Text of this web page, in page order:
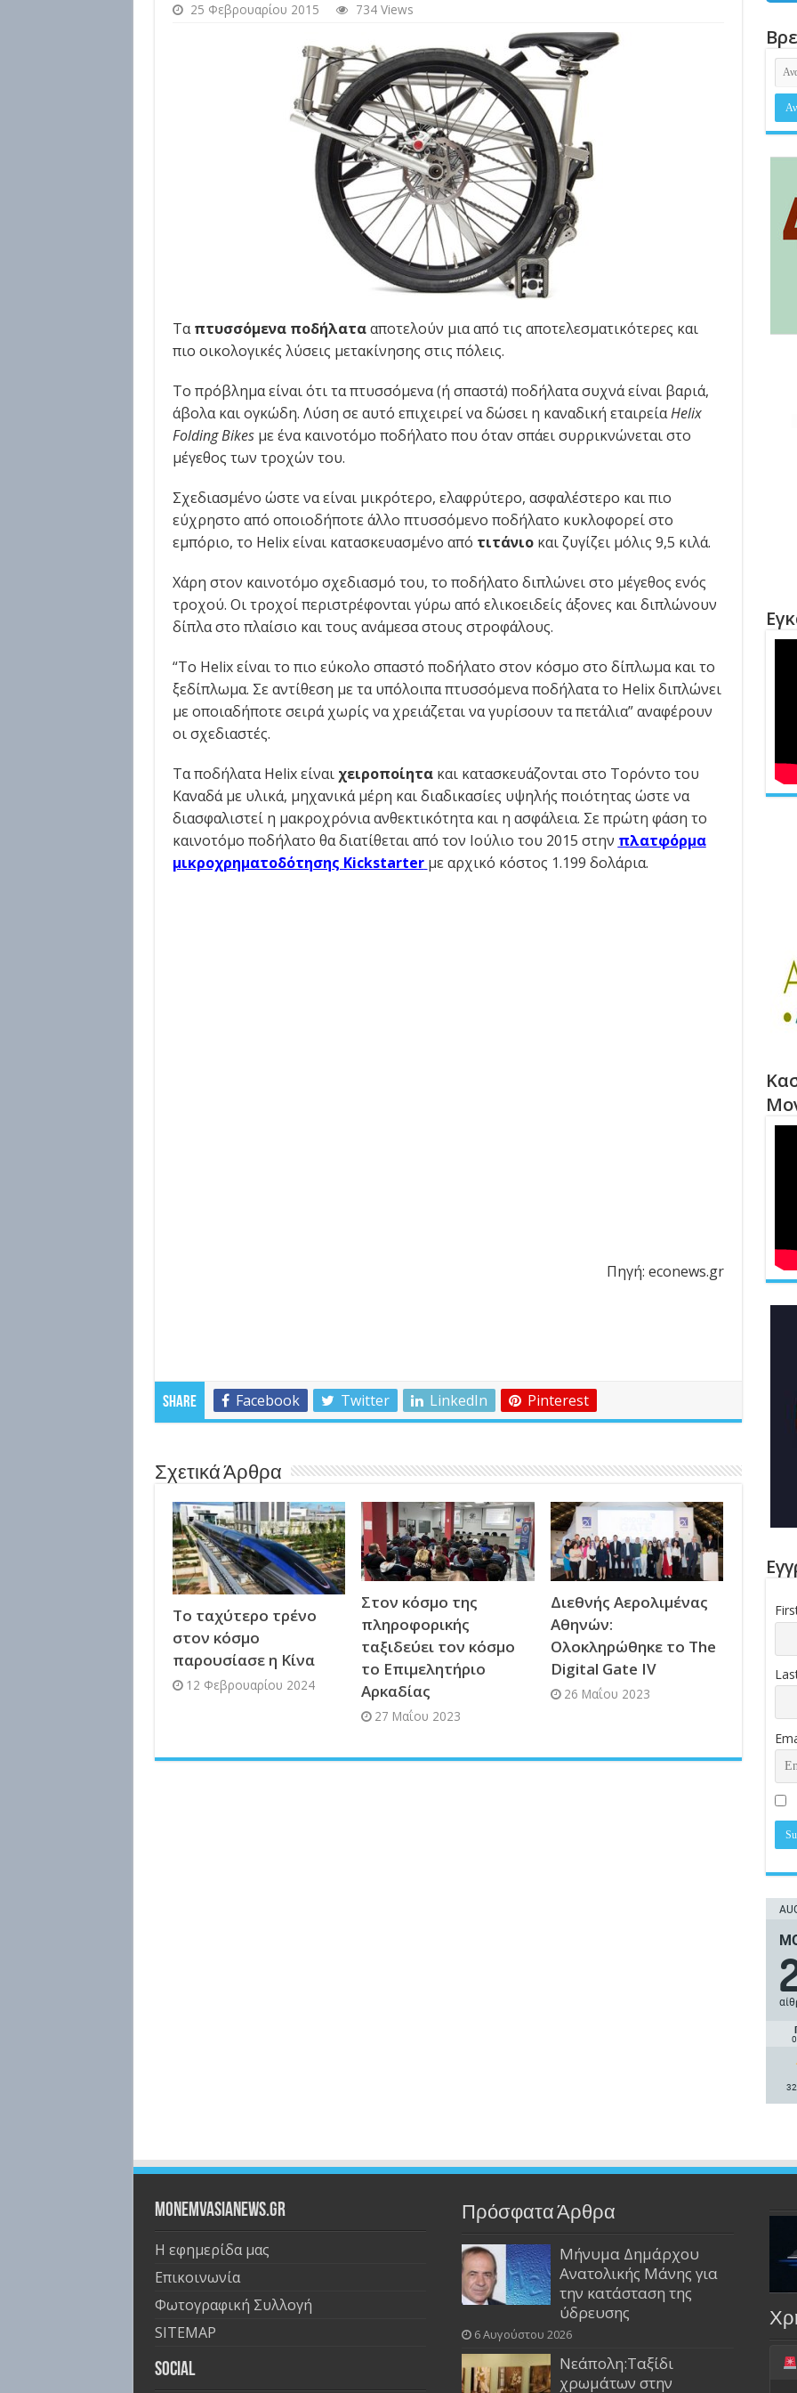
25 Φεβρουαρίου 2015 734 Views
Ταπτυσσόμενα ποδήλατααποτελούν μια από τις αποτελεσματικότερες και
πιο οικολογικές λύσεις μετακίνησης στις πόλεις.
Το πρόβλημα είναι ότι τα πτυσσόμενα (ή σπαστά) ποδήλατα συχνά είναι βαριά,
άβολα και ογκώδη. Λύση σε αυτό επιχειρεί να δώσει η καναδική εταιρείαHelix
Folding Bikesμε ένα καινοτόμο ποδήλατο που όταν σπάει συρρικνώνεται στο
μέγεθος των τροχών του.
Σχεδιασμένο ώστε να είναι μικρότερο, ελαφρύτερο, ασφαλέστερο και πιο
εύχρηστο από οποιοδήποτε άλλο πτυσσόμενο ποδήλατο κυκλοφορεί στο
εμπόριο, το Helix είναι κατασκευασμένο από τιτάνιο και ζυγίζει μόλις 9,5 κιλά.
Χάρη στον καινοτόμο σχεδιασμό του, το ποδήλατο διπλώνει στο μέγεθος ενός
τροχού. Οι τροχοί περιστρέφονται γύρω από ελικοειδείς άξονες και διπλώνουν
δίπλα στο πλαίσιο και τους ανάμεσα στους στροφάλους.
“Το Helix είναι το πιο εύκολο σπαστό ποδήλατο στον κόσμο στο δίπλωμα και το
ξεδίπλωμα. Σε αντίθεση με τα υπόλοιπα πτυσσόμενα ποδήλατα το Helix διπλώνει
με οποιαδήποτε σειρά χωρίς να χρειάζεται να γυρίσουν τα πετάλια” αναφέρουν
οι σχεδιαστές.
Τα ποδήλατα Helix είναι χειροποίητακαι κατασκευάζονται στο Τορόντο του
Καναδά με υλικά, μηχανικά μέρη και διαδικασίες υψηλής ποιότητας ώστε να
διασφαλιστεί η μακροχρόνια ανθεκτικότητα και η ασφάλεια. Σε πρώτη φάση το
καινοτόμο ποδήλατο θα διατίθεται από τον Ιούλιο του 2015 στην πλατφόρμα
μικροχρηματοδότησης Kickstarter με αρχικό κόστος 1.199 δολάρια.
Πηγή: econews.gr
Share Facebook Twitter LinkedIn Pinterest
Σχετικά Άρθρα
Το ταχύτερο τρένο
στον κόσμο
παρουσίασε η Κίνα
12 Φεβρουαρίου 2024
Στον κόσμο της
πληροφορικής
ταξιδεύει τον κόσμο
το Επιμελητήριο
Αρκαδίας
27 Μαΐου 2023
Διεθνής Αερολιμένας
Αθηνών:
Ολοκληρώθηκε το The
Digital Gate IV
26 Μαΐου 2023
Monemvasianews.gr
Η εφημερίδα μας
Επικοινωνία
Φωτογραφική Συλλογή
SITEMAP
Social
Πρόσφατα Άρθρα
Μήνυμα Δημάρχου
Ανατολικής Μάνης για
την κατάσταση της
ύδρευσης
6 Αυγούστου 2026
Νεάπολη:Ταξίδι
χρωμάτων στην